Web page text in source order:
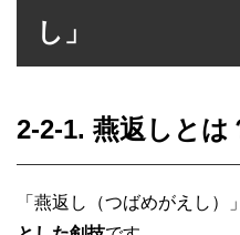
し」
2-2-1. 燕返しとは
「燕返し（つばめがえし）